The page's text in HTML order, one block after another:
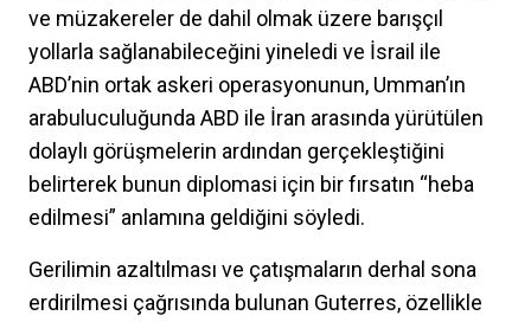
ve müzakereler de dahil olmak üzere barışçıl
yollarla sağlanabileceğini yineledi ve İsrail ile
ABD’nin ortak askeri operasyonunun, Umman’ın
arabuluculuğunda ABD ile İran arasında yürütülen
dolaylı görüşmelerin ardından gerçekleştiğini
belirterek bunun diplomasi için bir fırsatın “heba
edilmesi” anlamına geldiğini söyledi.
Gerilimin azaltılması ve çatışmaların derhal sona
erdirilmesi çağrısında bulunan Guterres, özellikle